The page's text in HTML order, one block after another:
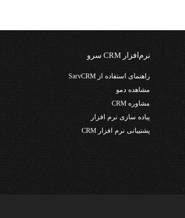
نرم‌افزار CRM سرو
راهنمای استفاده از SarvCRM
مشاهده دمو
مشاوره CRM
پیاده سازی نرم افزار
پشتیبانی نرم افزار CRM